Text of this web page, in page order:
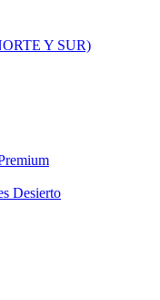
Y SUR)
Desierto